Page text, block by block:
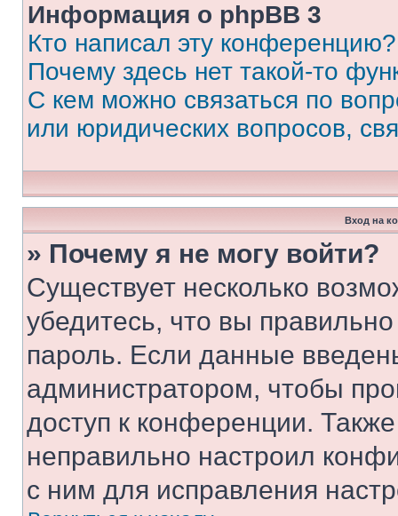
Информация о phpBB 3
Кто написал эту конференцию?
Почему здесь нет такой-то
С кем можно связаться по
или юридических вопросов,
Вход на
» Почему я не могу войти?
Существует несколько
убедитесь, что вы
пароль. Если данные
администратором, чтобы
доступ к конференции.
неправильно настроил
с ним для исправления